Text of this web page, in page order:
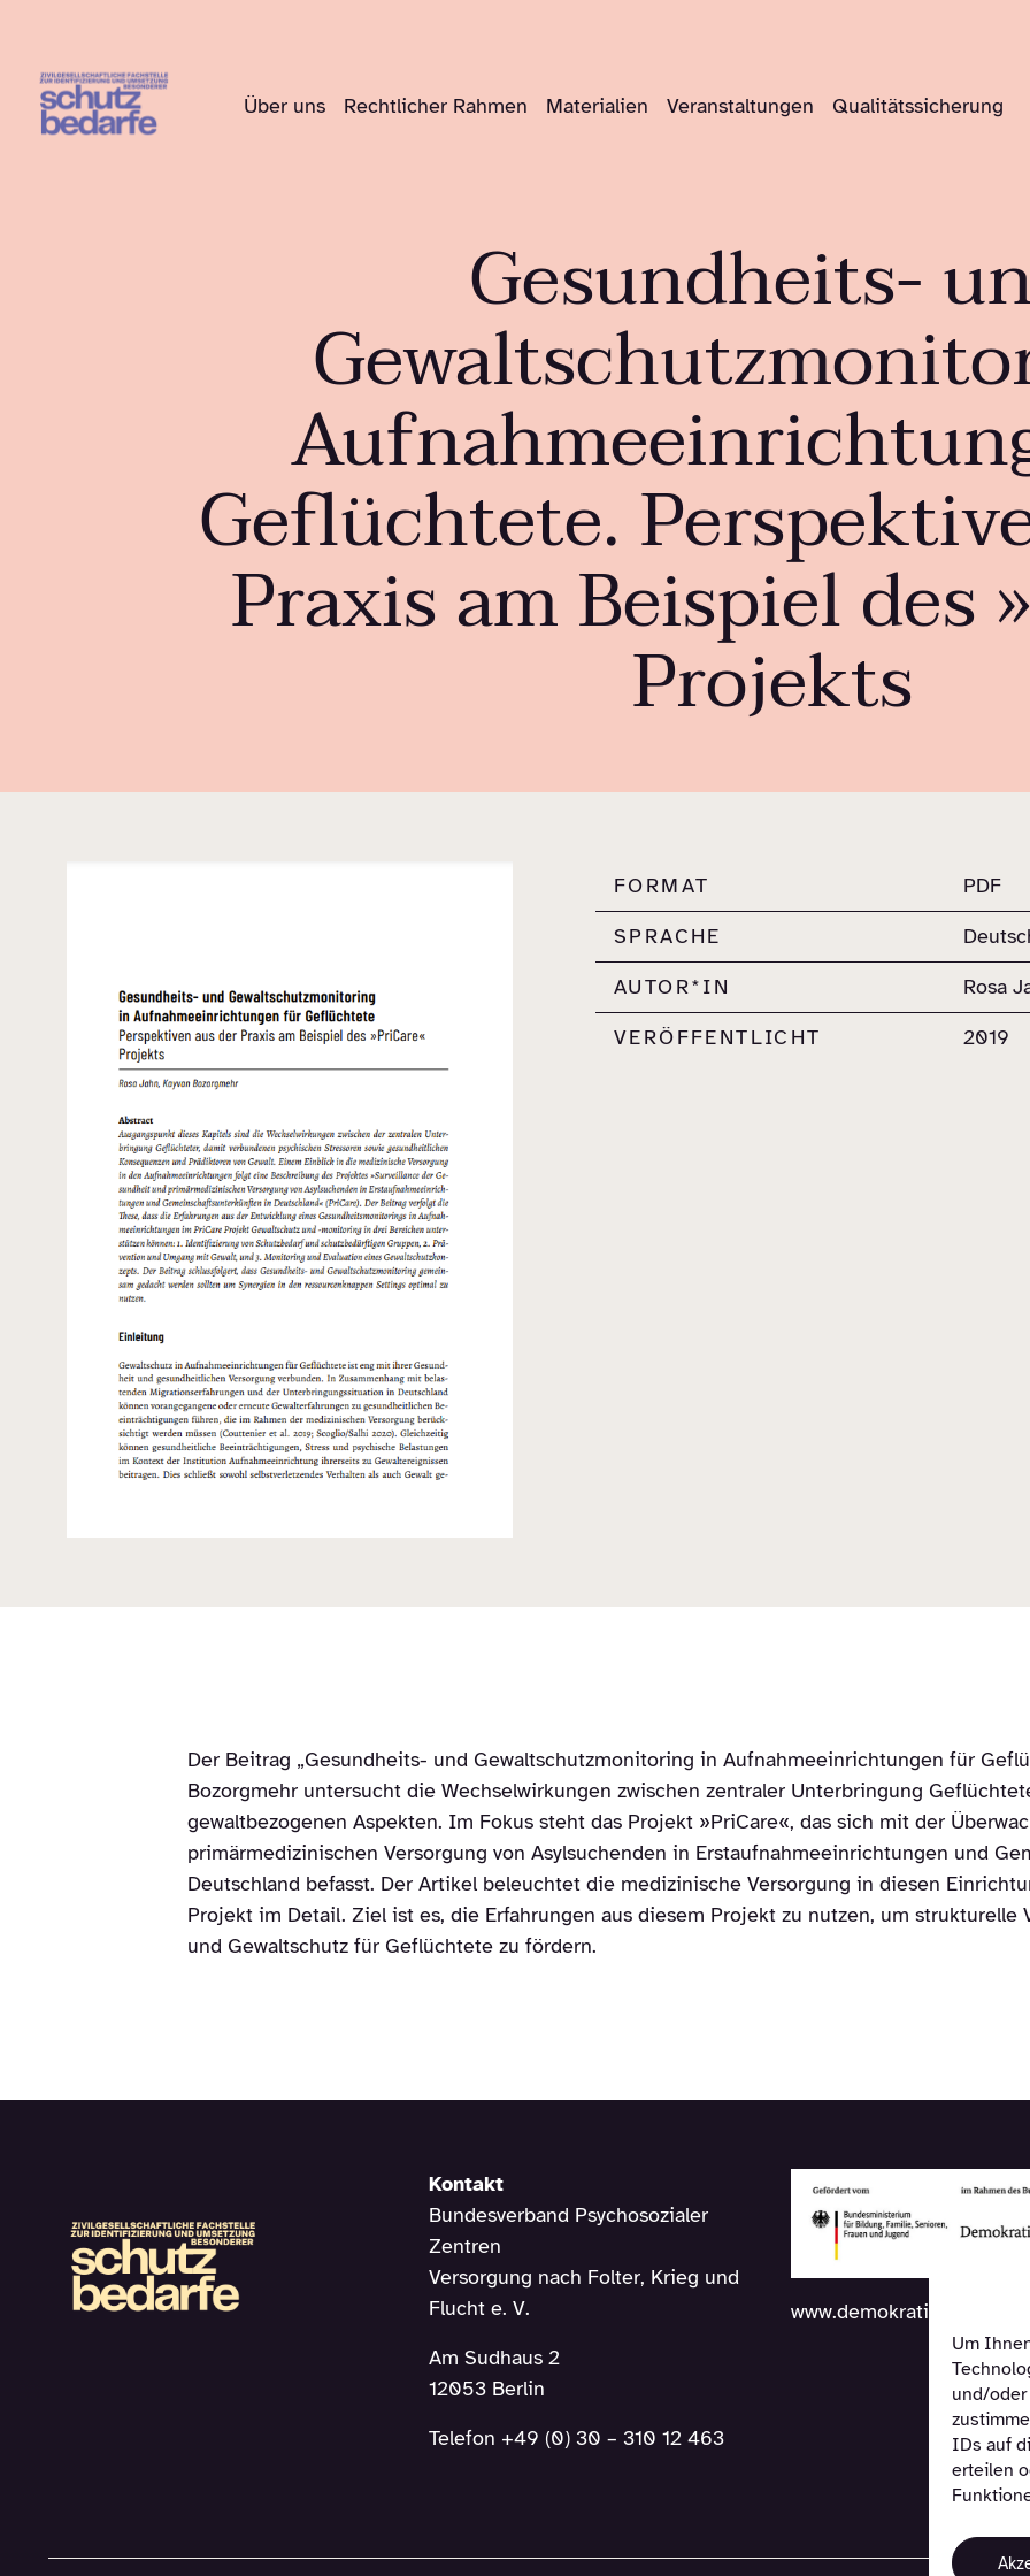
Um
und/oder
IDs auf
erteilen
Über uns Rechtlicher Rahmen Materialien Veranstaltungen Qualitätssicherung
Gesundheits-
Geflüchtete.
Praxis am Beispiel des
Projekts
FORMAT
PDF
SPRACHE
AUTOR*IN
Rosa
VERÖFFENTLICHT
2019
Der Beitrag „Gesundheits- und Gewaltschutzmonitoring in Aufnahmeeinrichtungen für
Bozorgmehr untersucht die Wechselwirkungen zwischen zentraler Unterbringung
gewaltbezogenen Aspekten. Im Fokus steht das Projekt »PriCare«, das sich mit der
primärmedizinischen Versorgung von Asylsuchenden in Erstaufnahmeeinrichtungen und
Deutschland befasst. Der Artikel beleuchtet die medizinische Versorgung in diesen
Projekt im Detail. Ziel ist es, die Erfahrungen aus diesem Projekt zu nutzen, um strukturelle
und Gewaltschutz für Geflüchtete zu fördern.
Kontakt
Bundesverband Psychosozialer
Zentren
Versorgung nach Folter, Krieg und
Flucht e. V.
Am Sudhaus 2
12053 Berlin
Telefon +49 (0) 30 – 310 12 463
www.demokratie-leben.de